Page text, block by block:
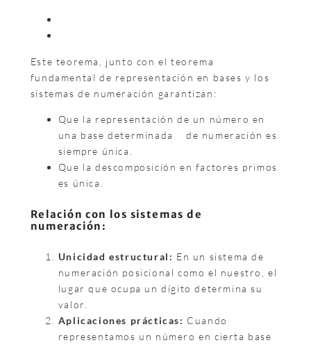
Este teorema, junto con el teorema
fundamental de representación en bases y los
sistemas de numeración garantizan:
Que la representación de un número en
una base determinada
de numeración es
siempre única.
Que la descomposición en factores primos
es única.
Relación con los sistemas de
numeración:
Unicidad estructural: En un sistema de
numeración posicional como el nuestro, el
lugar que ocupa un dígito determina su
valor.
Aplicaciones prácticas: Cuando
representamos un número en cierta base